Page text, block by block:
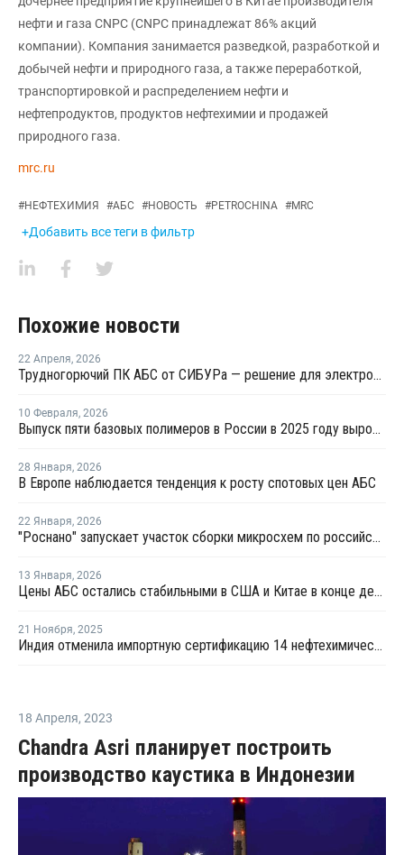
нефти и газа CNPC (CNPC принадлежат 86% акций
компании). Компания занимается разведкой, разработкой и
добычей нефти и природного газа, а также переработкой,
транспортировкой и распределением нефти и
нефтепродуктов, продуктов нефтехимии и продажей
природного газа.
mrc.ru
#НЕФТЕХИМИЯ #АБС #НОВОСТЬ #PETROCHINA #MRC
+Добавить все теги в фильтр
Похожие новости
22 Апреля, 2026
Трудногорючий ПК АБС от СИБУРа — решение для электротехнических изделий
10 Февраля, 2026
Выпуск пяти базовых полимеров в России в 2025 году вырос на 1%
28 Января, 2026
В Европе наблюдается тенденция к росту спотовых цен АБС
22 Января, 2026
"Роснано" запускает участок сборки микросхем по российской технологии
13 Января, 2026
Цены АБС остались стабильными в США и Китае в конце декабря прошлого года
21 Ноября, 2025
Индия отменила импортную сертификацию 14 нефтехимических продуктов
18 Апреля, 2023
Chandra Asri планирует построить
производство каустика в Индонезии